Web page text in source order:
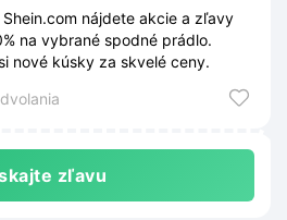
Shein.com nájdete akcie a zľavy
na vybrané spodné prádlo.
nové kúsky za skvelé ceny.
zľavu